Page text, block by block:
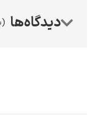
رامبرانت(بدون دیدگاه)